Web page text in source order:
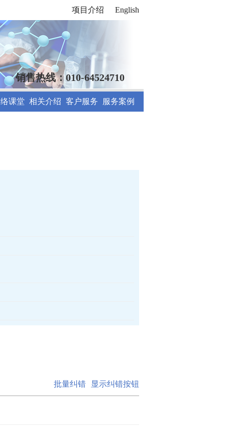
项目介绍 English
销售热线：010-64524710
课堂 相关介绍 客户服务 服务案例
显示纠错按钮
批量纠错